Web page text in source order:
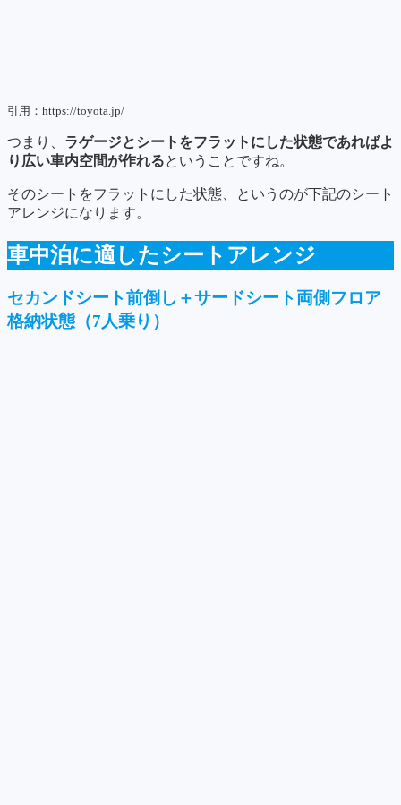
引用：https://toyota.jp/
つまり、 ラゲージとシートをフラットにした状態であればよ
り広い車内空間が作れるということですね。
そのシートをフラットにした状態、というのが下記のシート
アレンジになります。
車中泊に適したシートアレンジ
セカンドシート前倒し＋サードシート両側フロア
格納状態（7人乗り）